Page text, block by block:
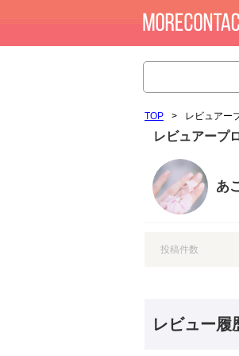
TOP > レビュアー
レビュアープ
あ
投稿件数
レビュー履